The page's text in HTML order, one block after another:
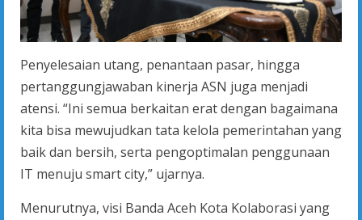
Penyelesaian utang, penantaan pasar, hingga
pertanggungjawaban kinerja ASN juga menjadi
atensi. “Ini semua berkaitan erat dengan bagaimana
kita bisa mewujudkan tata kelola pemerintahan yang
baik dan bersih, serta pengoptimalan penggunaan
IT menuju smart city,” ujarnya.
Menurutnya, visi Banda Aceh Kota Kolaborasi yang